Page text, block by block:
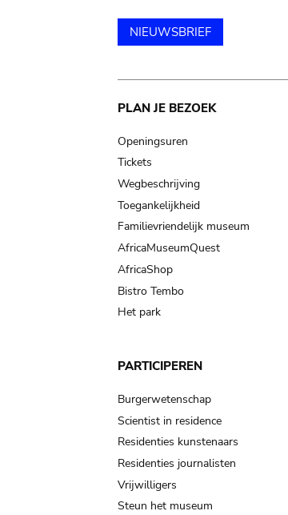
NIEUWSBRIEF
Main
navigation
PLAN JE BEZOEK
Openingsuren
Tickets
Wegbeschrijving
Toegankelijkheid
Familievriendelijk museum
AfricaMuseumQuest
AfricaShop
Bistro Tembo
Het park
PARTICIPEREN
Burgerwetenschap
Scientist in residence
Residenties kunstenaars
Residenties journalisten
Vrijwilligers
Steun het museum